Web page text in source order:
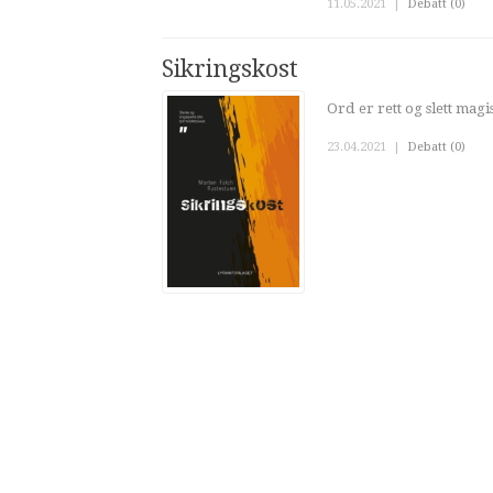
11.05.2021 | Debatt (0)
Sikringskost
Ord er rett og slett
23.04.2021 | Debatt (0)